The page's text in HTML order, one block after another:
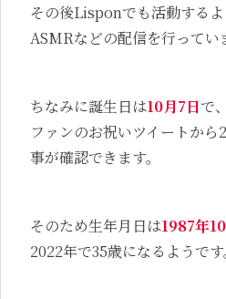
その後Lisponでも活動するよ
ASMRなどの配信を行ってい
ちなみに誕生日は10月7日で、
ファンのお祝いツイートから
事が確認できます。
そのため生年月日は1987年
2022年で35歳になるようです